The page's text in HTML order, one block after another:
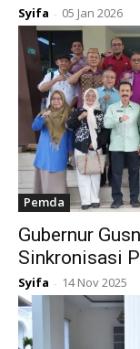
Syifa - 05 Jan 2026
Pemda
Gubernur
Sinkronisasi
Syifa - 14 Nov 2025